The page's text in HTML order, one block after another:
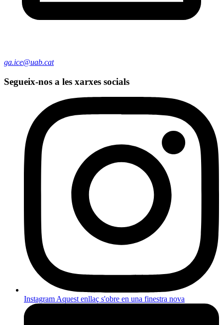
ga.ice@uab.cat
Segueix-nos a les xarxes socials
Instagram Aquest enllaç s'obre en una finestra nova